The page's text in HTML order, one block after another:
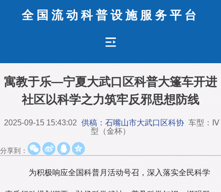
全国流动科普设施服务平台
寓教于乐—宁夏大武口区科普大篷车开进
社区以科学之力筑牢反邪思想防线
2025-09-15 15:43:02 供稿：石嘴山市大武口区科协 车型：Ⅳ
型（金杯）
分享到：
为积极响应全国科普月活动号召，深入落实全民科学